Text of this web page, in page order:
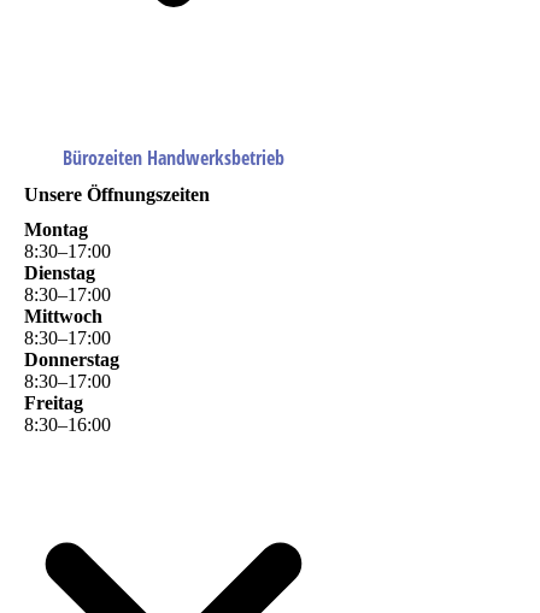
Bürozeiten Handwerksbetrieb
Unsere Öffnungszeiten
Montag
8:30–17:00
Dienstag
8:30–17:00
Mittwoch
8:30–17:00
Donnerstag
8:30–17:00
Freitag
8:30–16:00